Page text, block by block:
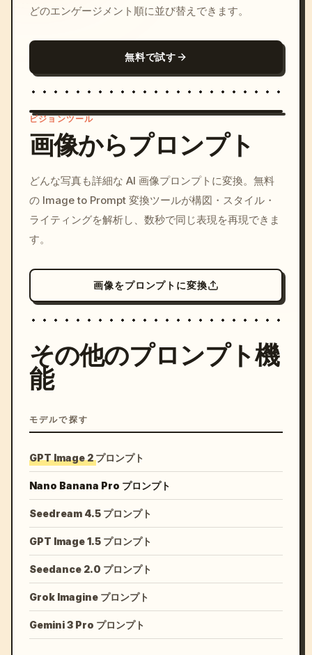
どのエンゲージメント順に並び替えできます。
無料で試す
c, cyberpunk sunset, neon
colors, 8k --v 6.0
ビジョンツール
画像からプロンプト
どんな写真も詳細な AI 画像プロンプトに変換。無料
の Image to Prompt 変換ツールが構図・スタイル・
ライティングを解析し、数秒で同じ表現を再現できま
す。
画像をプロンプトに変換
その他のプロンプト機
能
モデルで探す
GPT Image 2 プロンプト
Nano Banana Pro プロンプト
Seedream 4.5 プロンプト
GPT Image 1.5 プロンプト
Seedance 2.0 プロンプト
Grok Imagine プロンプト
Gemini 3 Pro プロンプト